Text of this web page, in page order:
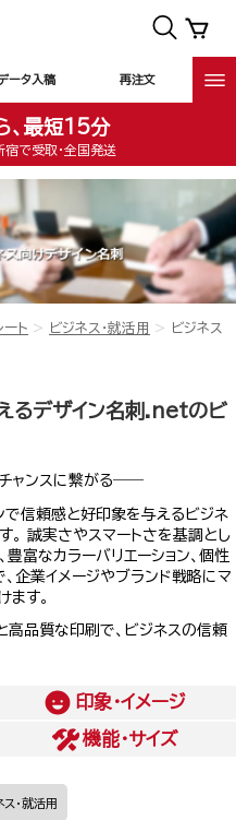
ータ入稿 再注文
、最短15分
宿で受取・全国発送
ト ビジネス・就活用
ビジネス
るデザイン名刺.netのビ
チャンスに繋がる――
で信頼感と好印象を与えるビジネ
。 誠実さやスマートさを基調とし
富なカラーバリエーション、個性
企業イメージやブランド戦略にマ
ます。
高品質な印刷で、ビジネスの信頼
印象・イメージ
機能・サイズ
ス・就活用